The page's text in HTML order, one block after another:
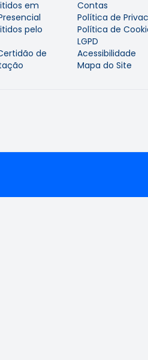
em
pelo
de
Contas
Política de
Política de
LGPD
Acessibilidade
Mapa do Site